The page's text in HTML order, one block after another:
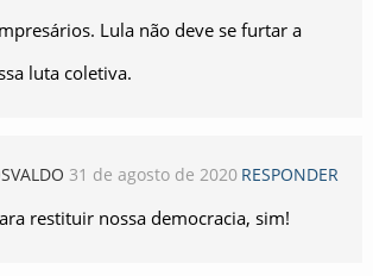
Lula não deve se furtar a
luta coletiva.
31 de agosto de 2020 RESPONDER
restituir nossa democracia, sim!